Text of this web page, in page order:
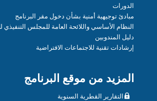
الدورات
مبادئ توجيهية أمنية بشأن دخول مقر البرنامج
النظام الأساسي واللائحة العامة للمجلس التنفيذي
دليل المندوبين
إرشادات تقنية للاجتماعات الافتراضية
المزيد من موقع البرنامج
التقارير القطرية السنوية